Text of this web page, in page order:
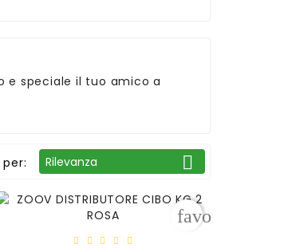
e speciale il tuo amico a
Rilevanza 